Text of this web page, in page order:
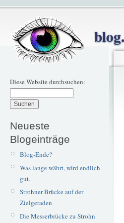
Diese Website durchsuchen:
Neueste
Blogeinträge
Blog-Ende?
Was lange währt, wird endlich
gut.
Strohner Brücke auf der
Zielgeraden
Die Messerbrücke zu Strohn